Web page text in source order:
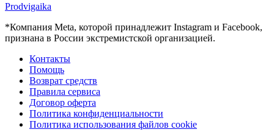
Prodvigaika
*Компания Meta, которой принадлежит Instagram и Facebook,
признана в России экстремистской организацией.
Контакты
Помощь
Возврат средств
Правила сервиса
Договор оферта
Политика конфиденциальности
Политика использования файлов cookie